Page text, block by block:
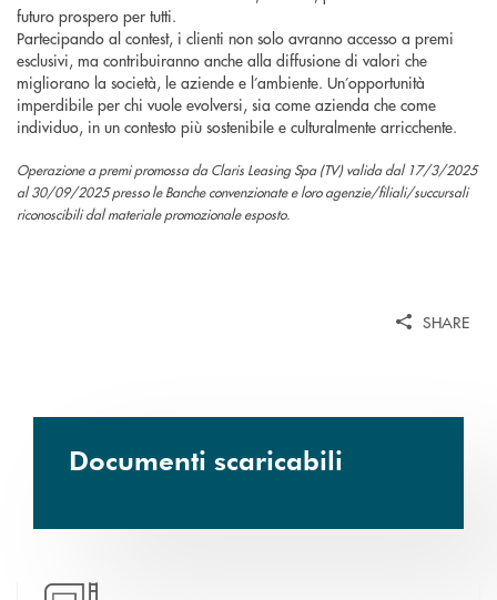
futuro prospero per tutti.
Partecipando al contest, i clienti non solo avranno accesso a premi
esclusivi, ma contribuiranno anche alla diffusione di valori che
migliorano la società, le aziende e l’ambiente. Un’opportunità
imperdibile per chi vuole evolversi, sia come azienda che come
individuo, in un contesto più sostenibile e culturalmente arricchente.
Operazione a premi promossa da Claris Leasing Spa (TV) valida dal 17/3/2025
al 30/09/2025 presso le Banche convenzionate e loro agenzie/ﬁliali/succursali
riconoscibili dal materiale promozionale esposto.
SHARE
Documenti scaricabili